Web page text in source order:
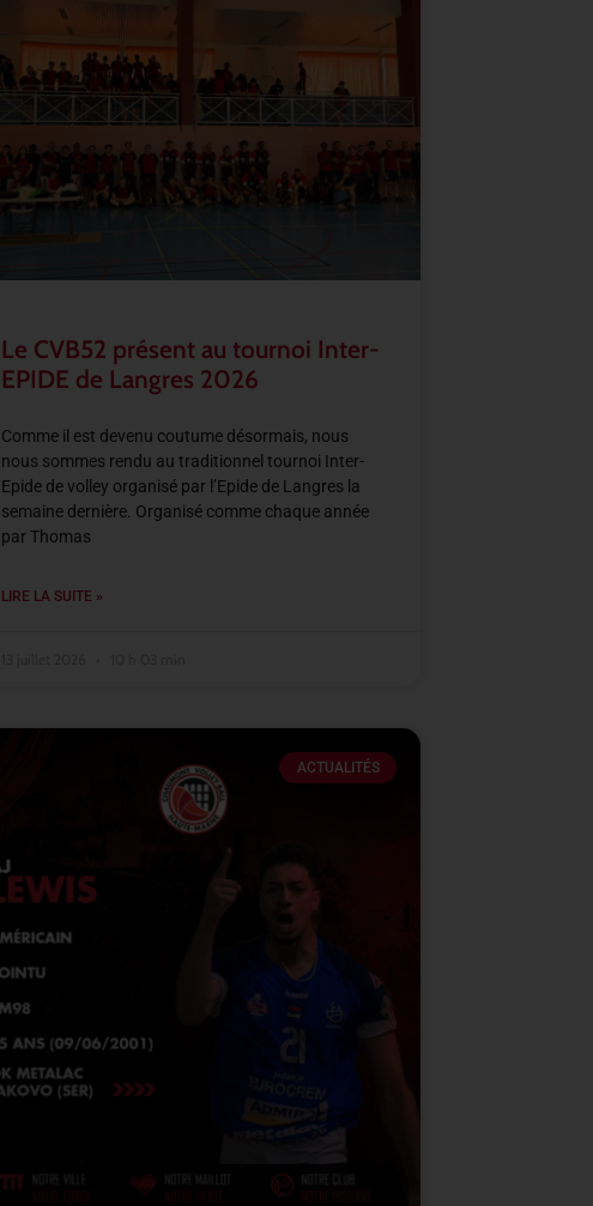
Le CVB52 présent au tournoi Inter-
EPIDE de Langres 2026
Comme il est devenu coutume désormais, nous
nous sommes rendu au traditionnel tournoi Inter-
Epide de volley organisé par l’Epide de Langres la
semaine dernière. Organisé comme chaque année
par Thomas
LIRE LA SUITE »
ACTUALITÉS